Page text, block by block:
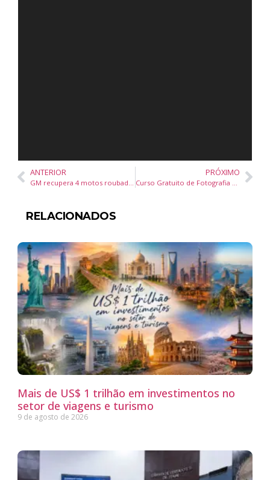
ANTERIOR PRÓXIMO
RELACIONADOS
Mais de US$ 1 trilhão em investimentos no
setor de viagens e turismo
9 de agosto de 2026